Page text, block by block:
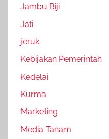
Jambu Biji
Jati
jeruk
Kebijakan Pemerintah
Kedelai
Kurma
Marketing
Media Tanam